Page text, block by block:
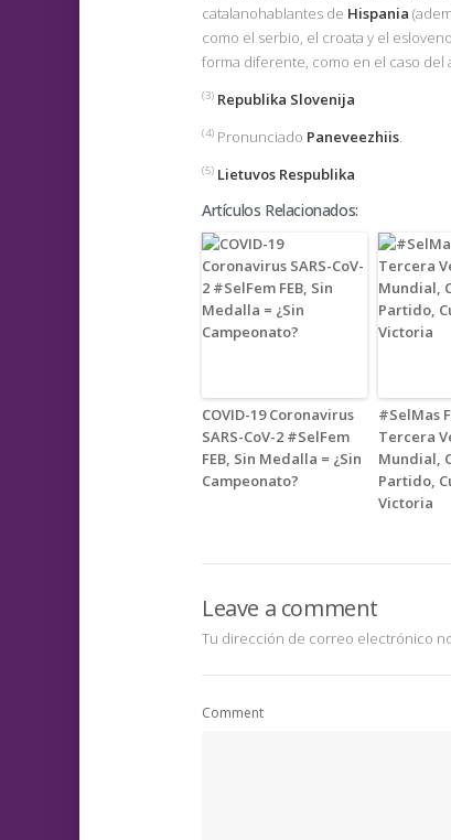
catalanohablantes de Hispania
como el serbio, el croata y el
forma diferente, como en el caso del
(3) Republika Slovenija
(4) Pronunciado Paneveezhiis.
(5) Lietuvos Respublika
Artículos Relacionados:
COVID-19 Coronavirus
SARS-CoV-2 #SelFem
FEB, Sin Medalla = ¿Sin
Campeonato?
#SelMas
Tercera
Mundial,
Partido,
Victoria
Leave a comment
Tu dirección de correo electrónico
Comment